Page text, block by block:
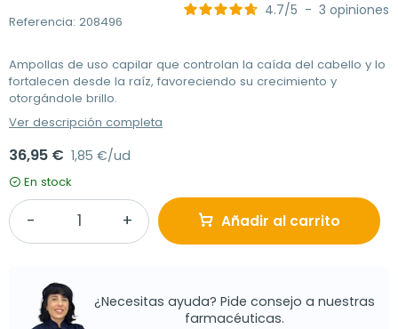
Referencia: 208496
4.7/5 - 3 opiniones
Ampollas de uso capilar que controlan la caída del cabello y lo
fortalecen desde la raíz, favoreciendo su crecimiento y
otorgándole brillo.
Ver descripción completa
36,95 € 1,85 €/ud
En stock
Añadir al carrito
¿Necesitas ayuda? Pide consejo a nuestras
farmacéuticas.